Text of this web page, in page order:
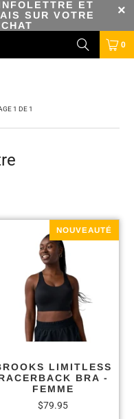
ET
SUR VOTRE
0
1 DE 1
NOUVEAUTÉ
LIMITLESS
BRA -
FEMME
$79.95